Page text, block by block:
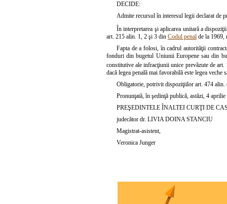
DECIDE:
Admite recursul în interesul legii declarat de
În interpretarea şi aplicarea unitară a
art. 215 alin. 1, 2 şi 3 din Codul penal de la
Fapta de a folosi, în cadrul autorităţii
fonduri din bugetul Uniunii Europene sau din
constitutive ale infracţiunii unice prevăzute de art.
dacă legea penală mai favorabilă este legea veche
Obligatorie, potrivit dispoziţiilor art. 474
Pronunţată, în şedinţă publică, astăzi, 4
PREŞEDINTELE ÎNALTEI CURŢI DE
judecător dr. LIVIA DOINA STANCIU
Magistrat-asistent,
Veronica Junger